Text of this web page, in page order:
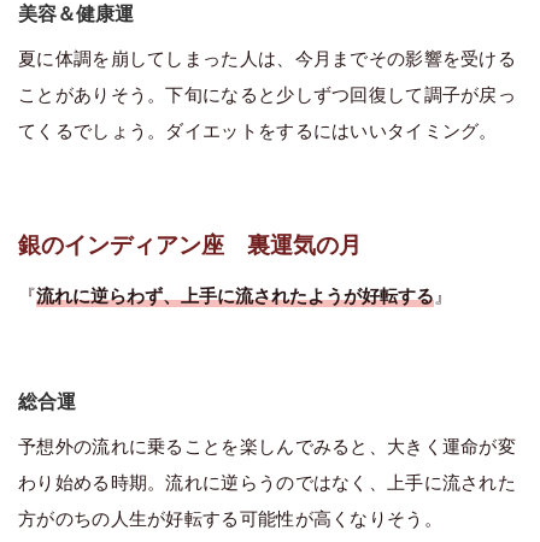
美容＆健康運
夏に体調を崩してしまった人は、今月までその影響を受ける
ことがありそう。下旬になると少しずつ回復して調子が戻っ
てくるでしょう。ダイエットをするにはいいタイミング。
銀のインディアン座 裏運気の月
『流れに逆らわず、上手に流されたようが好転する 』
総合運
予想外の流れに乗ることを楽しんでみると、大きく運命が変
わり始める時期。流れに逆らうのではなく、上手に流された
方がのちの人生が好転する可能性が高くなりそう。